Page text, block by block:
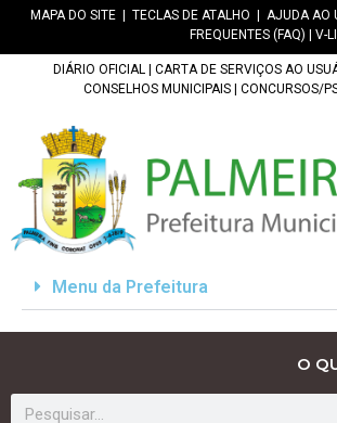
MAPA DO SITE TECLAS DE ATALHO
AJUDA AO
FREQUENTES (FAQ)
V-
DIÁRIO OFICIAL CARTA DE SERVIÇOS AO
CONSELHOS MUNICIPAIS
CONCURSOS/
Menu da Prefeitura
O